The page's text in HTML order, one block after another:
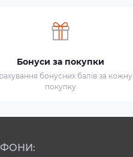
Бонуси за покупки
бонусних балів за кожну
покупку